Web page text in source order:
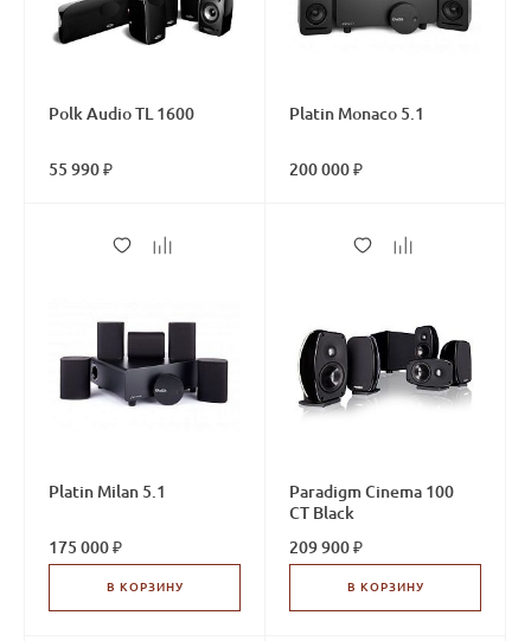
Polk Audio TL 1600
55 990 ₽
Platin Monaco 5.1
200 000 ₽
Platin Milan 5.1
175 000 ₽
В КОРЗИНУ
Paradigm Cinema 100
CT Black
209 900 ₽
В КОРЗИНУ